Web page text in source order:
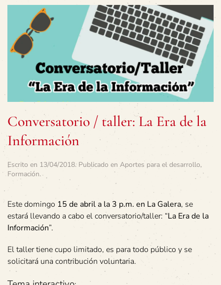
Conversatorio / taller: La Era de la
Información
Escrito en 13/04/2018. Publicado en Aportes para el desarrollo,
Formación.
Este domingo 15 de abril a la 3 p.m. en La Galera, se
estará llevando a cabo el conversatorio/taller: “La Era de la
Información”.
El taller tiene cupo limitado, es para todo público y se
solicitará una contribución voluntaria.